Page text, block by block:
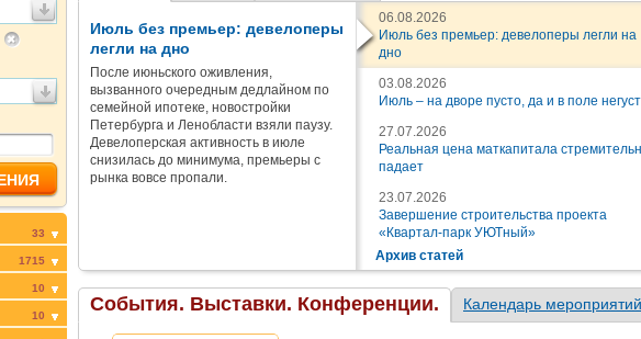
33
1715
10
10
Июль без премьер: девелоперы
легли на дно
После июньского оживления,
вызванного очередным дедлайном по
семейной ипотеке, новостройки
Петербурга и Ленобласти взяли паузу.
Девелоперская активность в июле
снизилась до минимума, премьеры с
рынка вовсе пропали.
06.08.2026
Июль без премьер: девелоперы легли на
дно
03.08.2026
Июль – на дворе пусто, да и в поле
27.07.2026
Реальная цена маткапитала
падает
23.07.2026
Завершение строительства проекта
«Квартал-парк УЮТный»
Архив статей
События. Выставки. Конференции. Календарь мероприятий